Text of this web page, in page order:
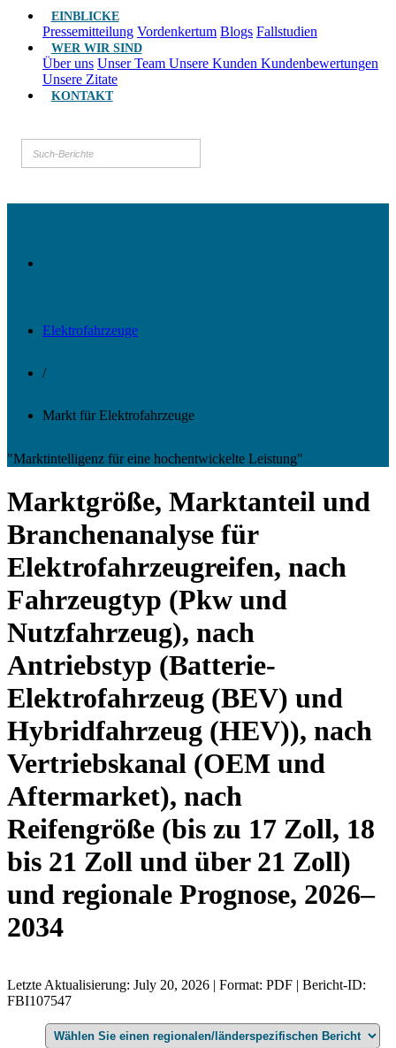
EINBLICKE
Pressemitteilung Vordenkertum Blogs Fallstudien
WER WIR SIND
Über uns Unser Team Unsere Kunden Kundenbewertungen
Unsere Zitate
KONTAKT
Elektrofahrzeuge
/
Markt für Elektrofahrzeuge
"Marktintelligenz für eine hochentwickelte Leistung"
Marktgröße, Marktanteil und
Branchenanalyse für
Elektrofahrzeugreifen, nach
Fahrzeugtyp (Pkw und
Nutzfahrzeug), nach
Antriebstyp (Batterie-
Elektrofahrzeug (BEV) und
Hybridfahrzeug (HEV)), nach
Vertriebskanal (OEM und
Aftermarket), nach
Reifengröße (bis zu 17 Zoll, 18
bis 21 Zoll und über 21 Zoll)
und regionale Prognose, 2026–
2034
Letzte Aktualisierung: July 20, 2026 | Format: PDF | Bericht-ID:
FBI107547